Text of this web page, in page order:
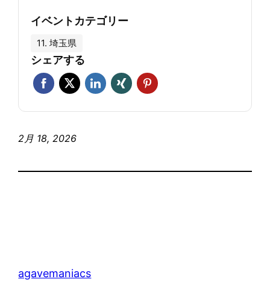
イベントカテゴリー
11. 埼玉県
シェアする
2月 18, 2026
agavemaniacs